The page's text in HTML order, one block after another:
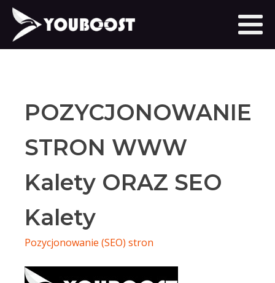
POZYCJONOWANIE
STRON WWW
Kalety ORAZ SEO
Kalety
Pozycjonowanie (SEO) stron